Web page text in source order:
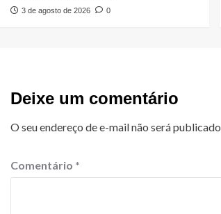
3 de agosto de 2026 0
Deixe um comentário
O seu endereço de e-mail não será publicado.
Comentário *